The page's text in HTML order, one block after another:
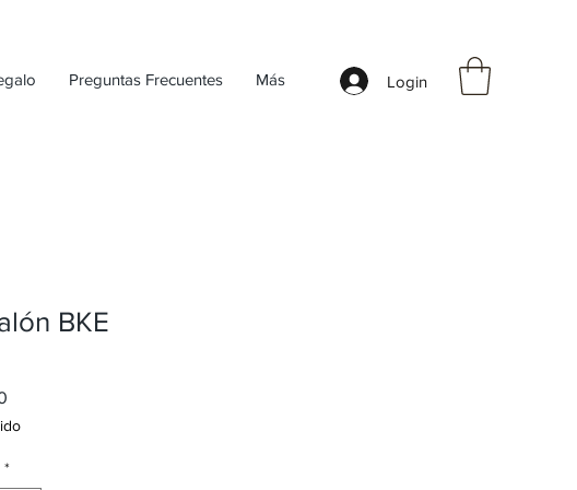
Preguntas Frecuentes Más Login
BKE
*